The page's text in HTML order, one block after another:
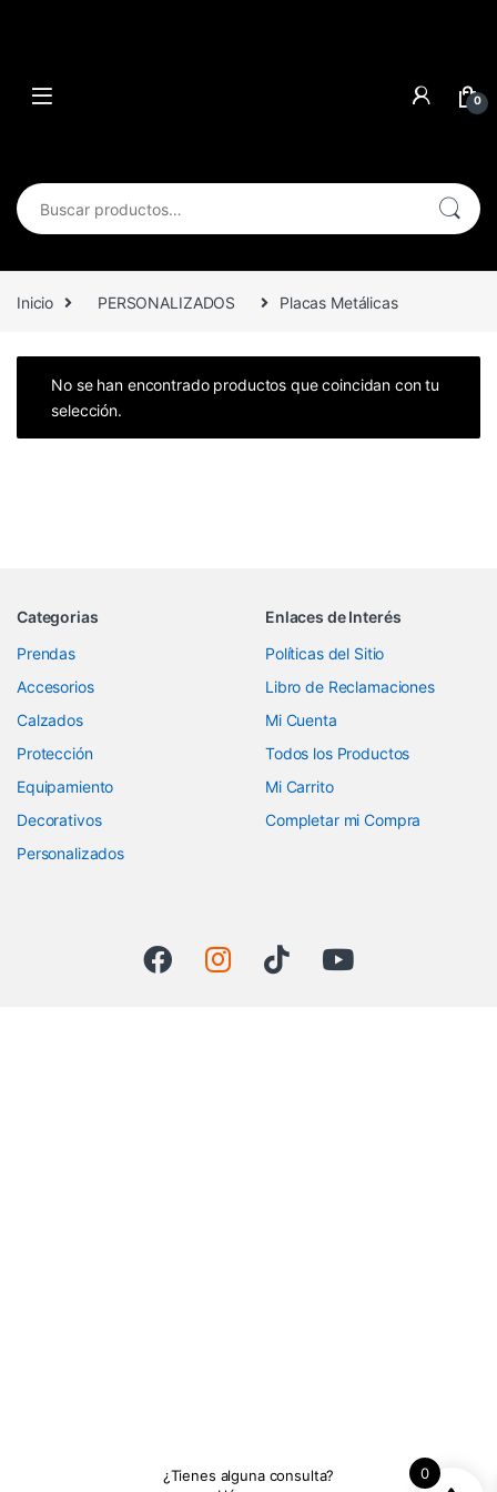
0
Buscar por:
Inicio PERSONALIZADOS Placas Metálicas
No se han encontrado productos que coincidan con tu
selección.
Categorias
Prendas
Accesorios
Calzados
Protección
Equipamiento
Decorativos
Personalizados
Enlaces de Interés
Políticas del Sitio
Libro de Reclamaciones
Mi Cuenta
Todos los Productos
Mi Carrito
Completar mi Compra
¿Tienes alguna consulta?
0